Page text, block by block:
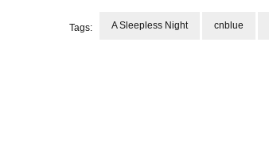
Tags: A Sleepless Night cnblue